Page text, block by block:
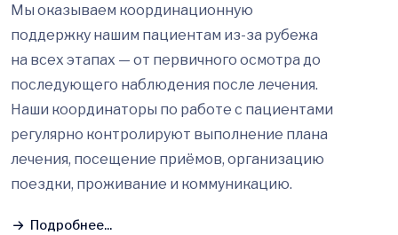
Мы оказываем координационную
поддержку нашим пациентам из-за рубежа
на всех этапах — от первичного осмотра до
последующего наблюдения после лечения.
Наши координаторы по работе с пациентами
регулярно контролируют выполнение плана
лечения, посещение приёмов, организацию
поездки, проживание и коммуникацию.
Подробнее...